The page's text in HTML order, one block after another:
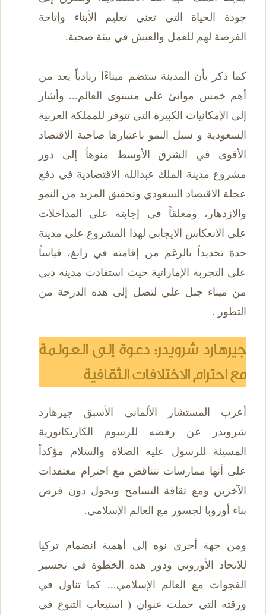
جودة الحياة التي تعني تعليم الأبناء وإتاحة
الفرصة لهم للعمل والعيش في بيئة صحية.
كما ذكر بأن المدينة ستضم ميناءًا ريادياً يعد من
أهم خمس موانئ على مستوى العالم... وأشار
إلى الإمكانيات الكبيرة التي تتوفر للمملكة العربية
السعودية و سبل النمو باعتبارها صاحبة الاقتصاد
الأقوى في الشرق الأوسط منوهاً إلى دور
مشروع مدينة الملك عبدالله الاقتصادية في دفع
عجلة الاقتصاد السعودي وتحقيق المزيد من النمو
والازدهار، ومعلقاً في إجابته على المداخلات
على الانعكاس الايجابي لهذا المشروع على مدينة
جدة تحديداً بالرغم من إقامته في رابغ، قياساً
على التجربة الإماراتية حيث استفادت مدينة دبي
من ميناء جبل علي لتصل إلى هذه الدرجة من
التطور .
جيرهارد شرويدر: دعوة إلى العولمة
مع احترام الاختلافات الثقافية
أعرب المستشار الألماني الأسبق جيرهارد
شرويدر عن رفضه للرسوم الكاريكاتورية
المسيئة للرسول عليه الصلاة والسلام مؤكداً
على أنها ممارسات تتناقض مع احترام معتقدات
الآخرين ومع ثقافة التسامح وتحول دون فرص
بناء أوروبا لجسور مع العالم الإسلامي.
ومن جهة أخرى نوه إلى أهمية انضمام تركيا
للاتحاد الأوروبي ودور هذه الخطوة في تجسير
الفجوات مع العالم الإسلامي... كما تناول في
ورقته التي حملت عنوان ( استيعاب التنوع في